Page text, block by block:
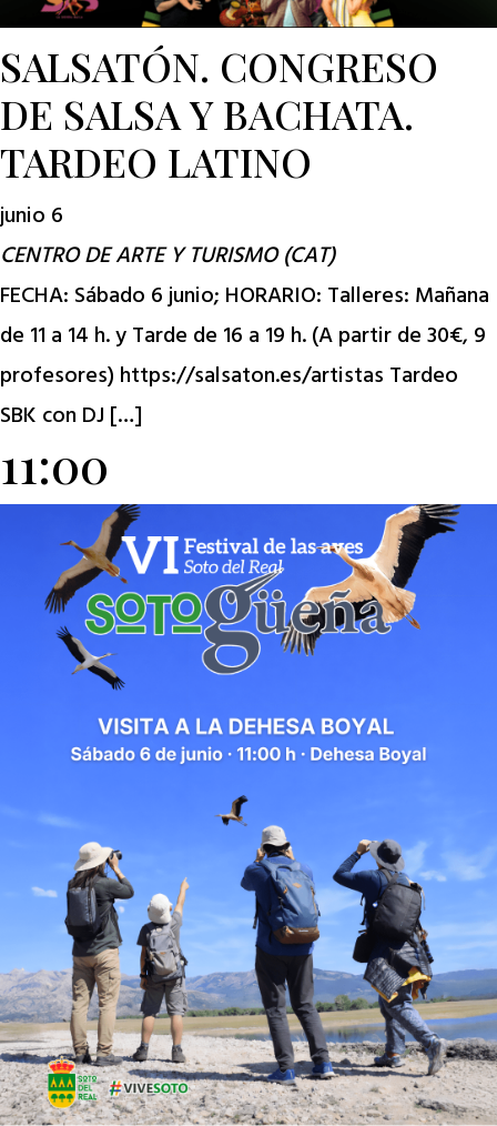
SALSATÓN. CONGRESO
DE SALSA Y BACHATA.
TARDEO LATINO
junio 6
CENTRO DE ARTE Y TURISMO (CAT)
FECHA: Sábado 6 junio; HORARIO: Talleres: Mañana
de 11 a 14 h. y Tarde de 16 a 19 h. (A partir de 30€, 9
profesores) https://salsaton.es/artistas Tardeo
SBK con DJ […]
11:00